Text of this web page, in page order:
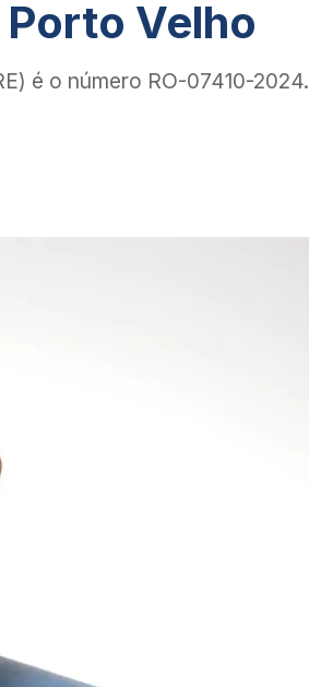
Velho
é o número RO-07410-2024.